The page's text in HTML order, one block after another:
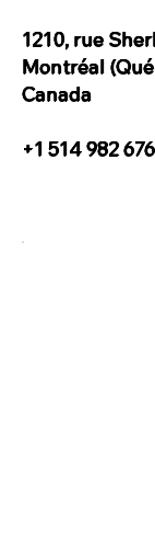
1210, rue
Montréal
Canada
+1 514 982